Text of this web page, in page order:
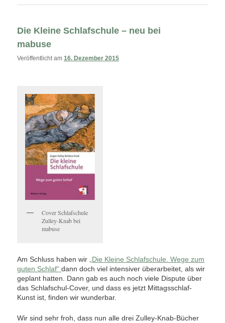
Die Kleine Schlafschule – neu bei
mabuse
Veröffentlicht am16. Dezember 2015
Cover Schlafschule
Zulley-Knab bei
mabuse
Am Schluss haben wir
„Die Kleine Schlafschule. Wege zum
guten Schlaf“dann doch viel intensiver überarbeitet, als wir
geplant hatten. Dann gab es auch noch viele Dispute über
das Schlafschul-Cover, und dass es jetzt Mittagsschlaf-
Kunst ist, finden wir wunderbar.
Wir sind sehr froh, dass nun alle drei Zulley-Knab-Bücher